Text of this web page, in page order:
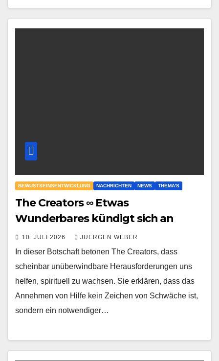
BEWUSTSEINSENTWICKLUNG NACHRICHTEN NEWS THEMA'S
The Creators ∞ Etwas
Wunderbares kündigt sich an
10. JULI 2026 JUERGEN WEBER
In dieser Botschaft betonen The Creators, dass
scheinbar unüberwindbare Herausforderungen uns
helfen, spirituell zu wachsen. Sie erklären, dass das
Annehmen von Hilfe kein Zeichen von Schwäche ist,
sondern ein notwendiger…